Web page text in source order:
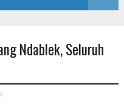
Ndablek, Seluruh